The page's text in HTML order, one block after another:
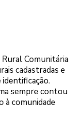
Comunitária
cadastradas e
sempre contou
à comunidade